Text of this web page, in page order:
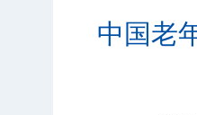
中国老